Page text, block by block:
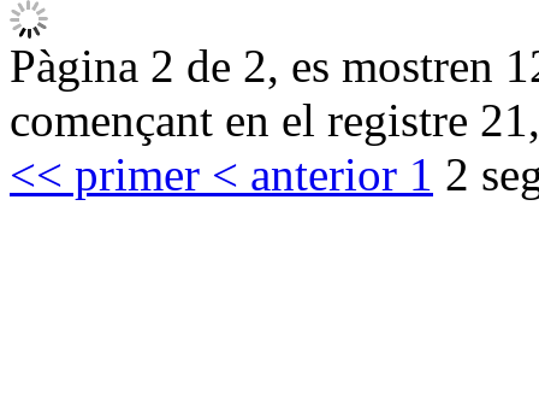
Pàgina 2 de 2, es mostren
començant en el registre
<< primer < anterior 1 2